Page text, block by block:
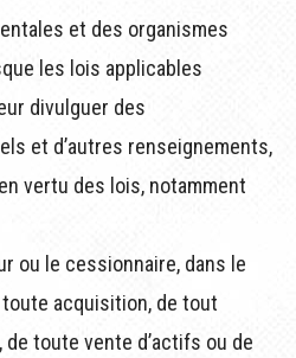
et des organismes
les lois applicables
divulguer des
et d’autres renseignements,
vertu des lois, notamment
ou le cessionnaire, dans le
acquisition, de tout
toute vente d’actifs ou de